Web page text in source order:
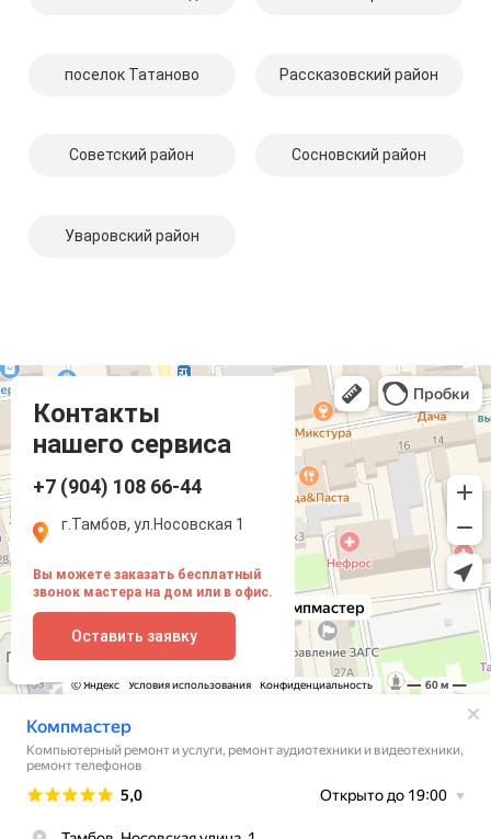
поселок Татаново Рассказовский район
Советский район Сосновский район
Уваровский район
Контакты
нашего сервиса
+7 (904) 108 66-44
г.Тамбов, ул.Носовская 1
Вы можете заказать бесплатный
звонок мастера на дом или в офис.
Оставить заявку
Компмастер
Тамбов
Носовская улица, 1